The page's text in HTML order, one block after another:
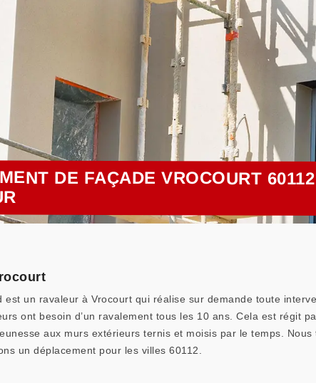
DE FAÇADE VROCOURT
est un ravaleur à Vrocourt qui réalise sur demande toute
ont besoin d’un ravalement tous les 10 ans. Cela est régit
aux murs extérieurs ternis et moisis par le temps.
un déplacement pour les villes 60112.